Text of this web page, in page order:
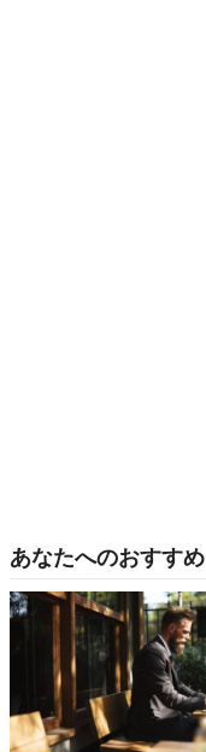
あなたへのおすすめ